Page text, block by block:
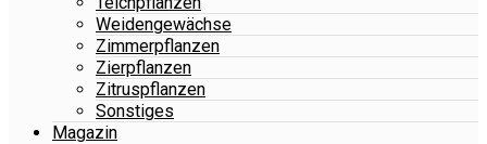
Weidengewächse
Zimmerpflanzen
Zierpflanzen
Zitruspflanzen
Sonstiges
Magazin